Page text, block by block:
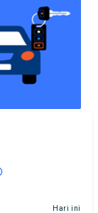
Hari ini